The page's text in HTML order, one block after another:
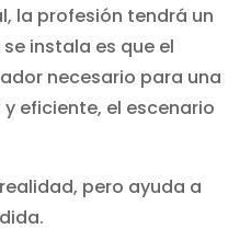
la profesión tendrá un
instala es que el
necesario para una
eficiente, el escenario
pero ayuda a